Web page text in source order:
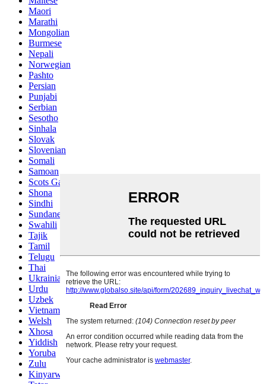
Maori
Marathi
Mongolian
Burmese
Nepali
Norwegian
Pashto
Persian
Punjabi
Serbian
Sesotho
Sinhala
Slovak
Slovenian
Somali
Samoan
Scots Gaelic
Shona
Sindhi
Sundanese
Swahili
Tajik
Tamil
Telugu
Thai
Ukrainian
Urdu
Uzbek
Vietnamese
Welsh
Xhosa
Yiddish
Yoruba
Zulu
Kinyarwanda